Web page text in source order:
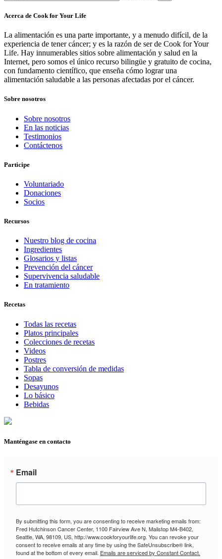
Acerca de Cook for Your Life
La alimentación es una parte importante, y a menudo difícil, de la
experiencia de tener cáncer; y es la razón de ser de Cook for Your
Life. Hay innumerables sitios sobre alimentación y salud en la
Internet, pero somos el único recurso bilingüe y gratuito de cocina,
con fundamento científico, que enseña cómo lograr una
alimentación saludable a las personas afectadas por el cáncer.
Sobre nosotros
Sobre nosotros
En las noticias
Testimonios
Contáctenos
Participe
Voluntariado
Donaciones
Socios
Recursos
Nuestro blog de cocina
Ingredientes
Glosarios y listas
Prevención del cáncer
Supervivencia saludable
En tratamiento
Recetas
Todas las recetas
Platos principales
Colecciones de recetas
Videos
Postres
Tabla de conversión de medidas
Sopas
Desayunos
Lo básico
Bebidas
Manténgase en contacto
Email
By submitting this form, you are consenting to receive marketing emails from:
Fred Hutchinson Cancer Center, 1100 Fairview Ave N, Mailstop M4-B402,
Seattle, WA, 98109, US, http://www.cookforyourlife.org. You can revoke your
consent to receive emails at any time by using the SafeUnsubscribe® link,
found at the bottom of every email. Emails are serviced by Constant Contact.